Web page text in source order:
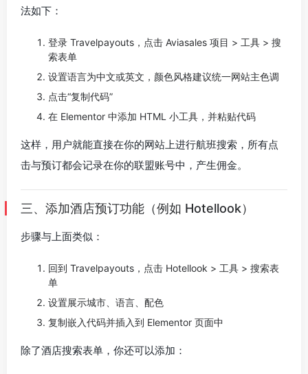
法如下：
登录 Travelpayouts，点击 Aviasales 项目 > 工具 > 搜
索表单
设置语言为中文或英文，颜色风格建议统一网站主色调
点击“复制代码”
在 Elementor 中添加 HTML 小工具，并粘贴代码
这样，用户就能直接在你的网站上进行航班搜索，所有点
击与预订都会记录在你的联盟账号中，产生佣金。
三、添加酒店预订功能（例如 Hotellook）
步骤与上面类似：
回到 Travelpayouts，点击 Hotellook > 工具 > 搜索表
单
设置展示城市、语言、配色
复制嵌入代码并插入到 Elementor 页面中
除了酒店搜索表单，你还可以添加：